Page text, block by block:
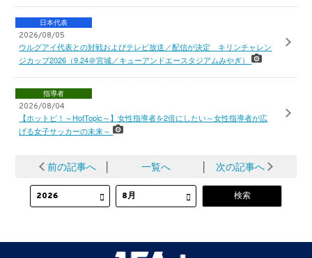
日本代表
2026/08/05
ウルグアイ代表との対戦およびテレビ放送／配信が決定 キリンチャレン
ジカップ2026（9.24＠宮城／キューアンドエースタジアムみやぎ）
指導者
2026/08/04
【ホットピ！～HotTopic～】女性指導者を2倍にしたい～女性指導者が広
げる女子サッカーの未来～
前の記事へ │ 一覧へ │ 次の記事へ